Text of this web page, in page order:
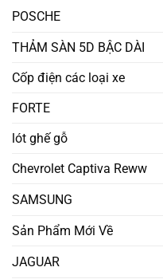
POSCHE
THẢM SÀN 5D BẬC DÀI
Cốp điện các loại xe
FORTE
lót ghế gỗ
Chevrolet Captiva Reww
SAMSUNG
Sản Phẩm Mới Về
JAGUAR